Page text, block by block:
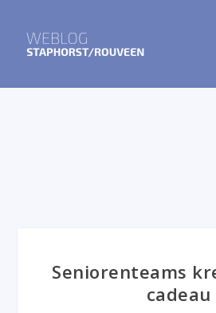
Seniorenteams
cadeau